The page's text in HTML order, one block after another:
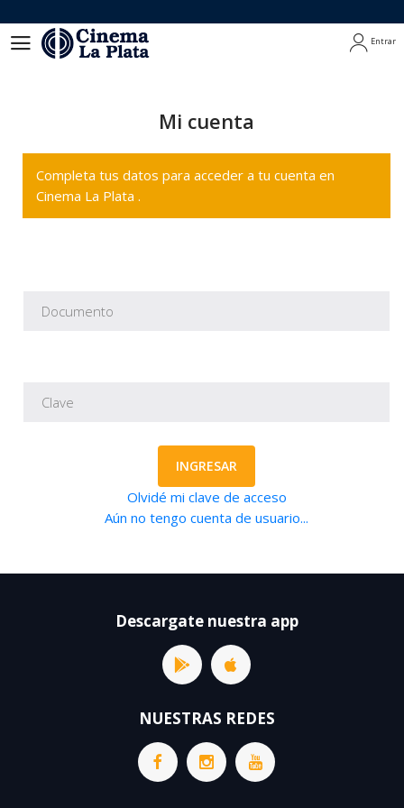
Entrar
Mi cuenta
Completa tus datos para acceder a tu cuenta en
Cinema La Plata .
INGRESAR
Olvidé mi clave de acceso
Aún no tengo cuenta de usuario...
Descargate nuestra app
NUESTRAS REDES